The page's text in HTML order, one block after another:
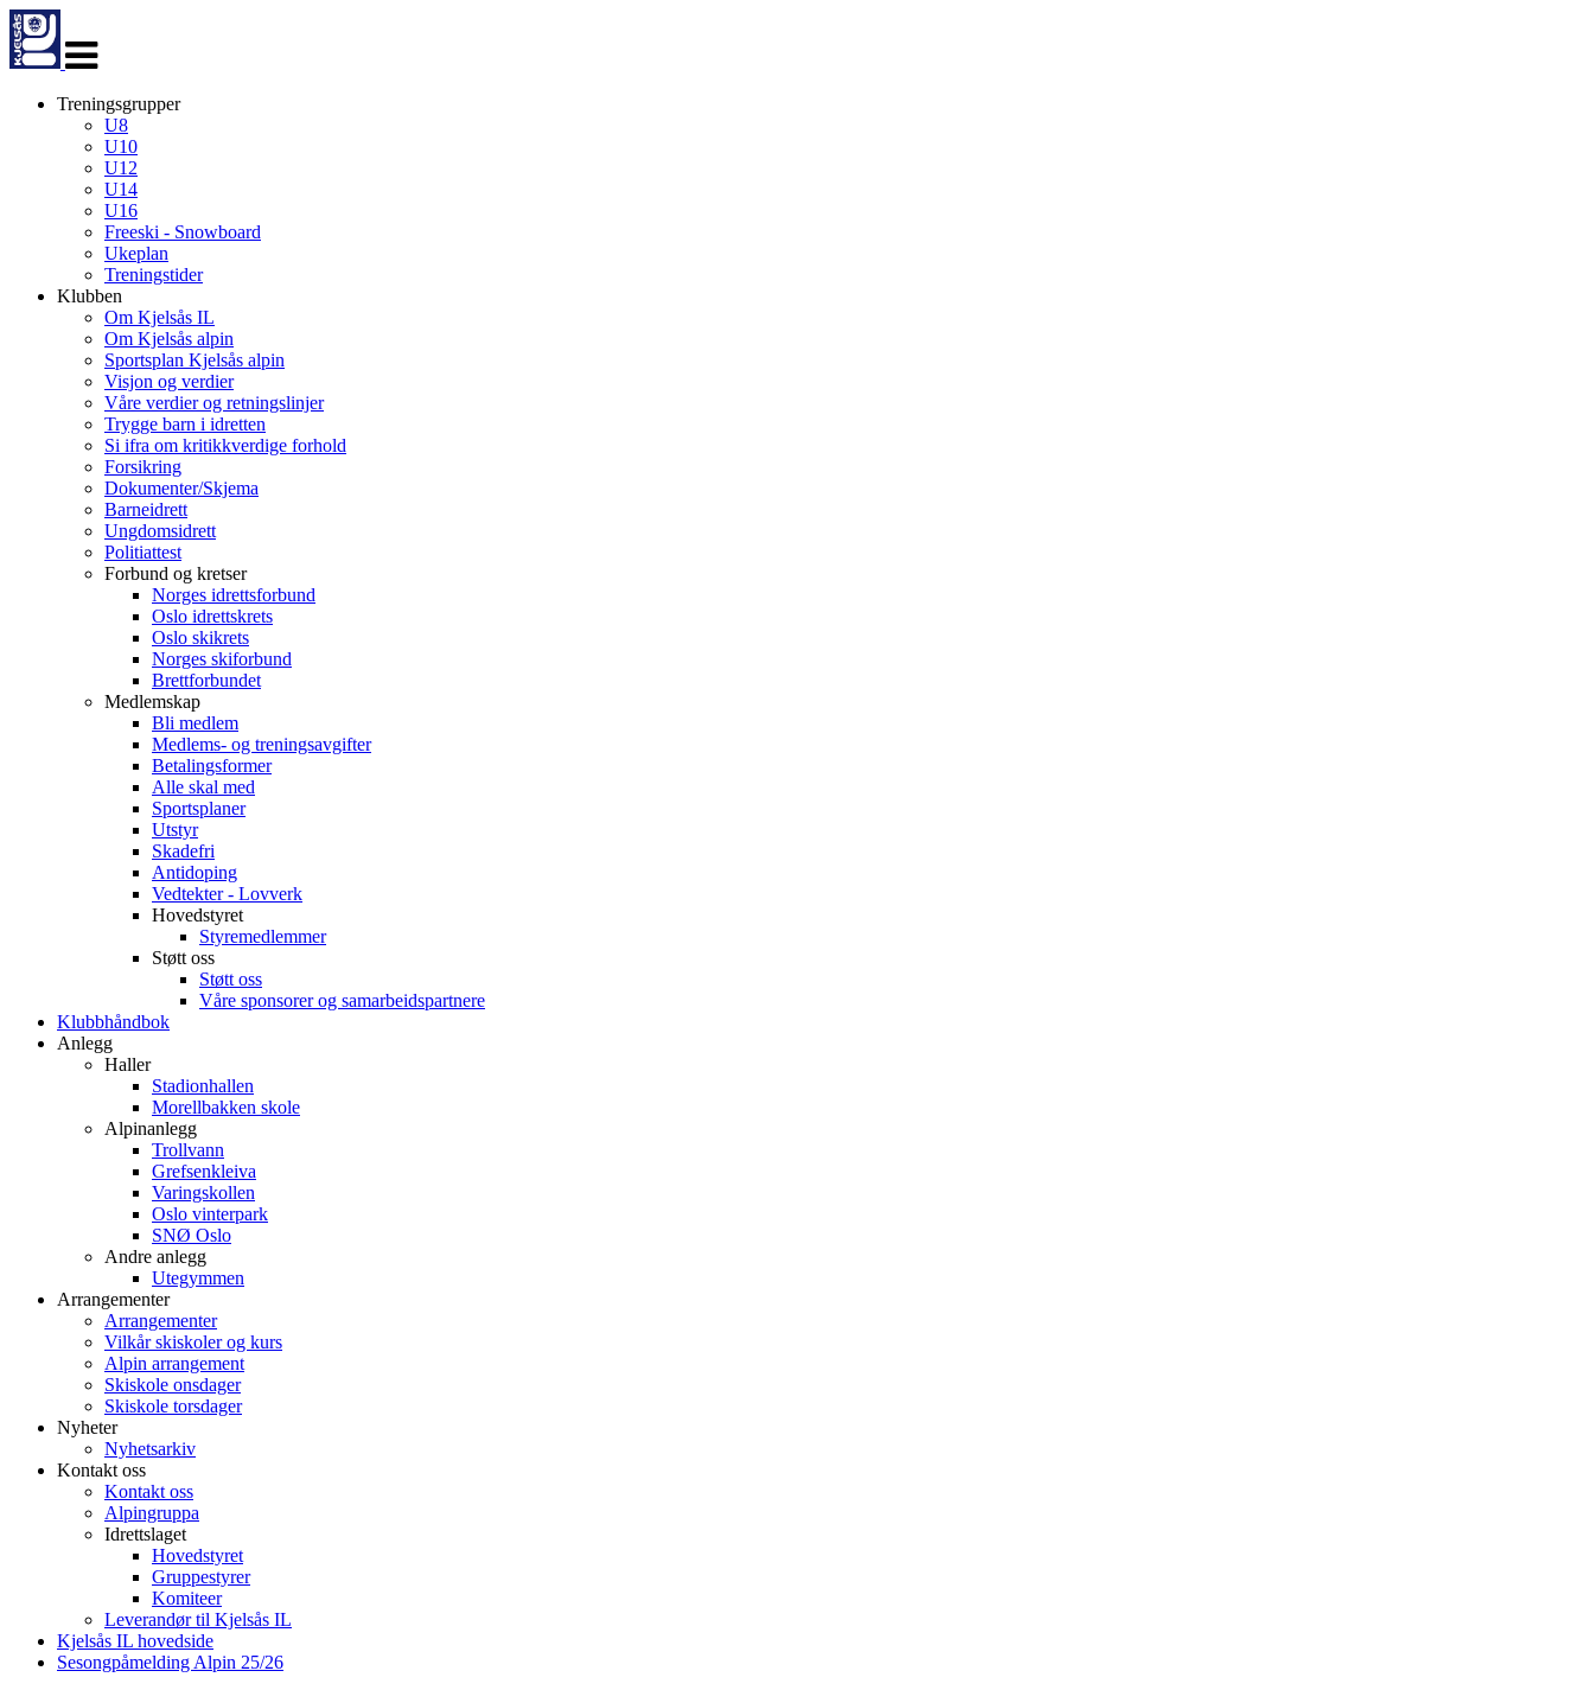
navigasjon
Treningsgrupper
U8
U10
U12
U14
U16
Freeski - Snowboard
Ukeplan
Treningstider
Klubben
Om Kjelsås IL
Om Kjelsås alpin
Sportsplan Kjelsås alpin
Visjon og verdier
Våre verdier og retningslinjer
Trygge barn i idretten
Si ifra om kritikkverdige forhold
Forsikring
Dokumenter/Skjema
Barneidrett
Ungdomsidrett
Politiattest
Forbund og kretser
Norges idrettsforbund
Oslo idrettskrets
Oslo skikrets
Norges skiforbund
Brettforbundet
Medlemskap
Bli medlem
Medlems- og treningsavgifter
Betalingsformer
Alle skal med
Sportsplaner
Utstyr
Skadefri
Antidoping
Vedtekter - Lovverk
Hovedstyret
Styremedlemmer
Støtt oss
Støtt oss
Våre sponsorer og samarbeidspartnere
Klubbhåndbok
Anlegg
Haller
Stadionhallen
Morellbakken skole
Alpinanlegg
Trollvann
Grefsenkleiva
Varingskollen
Oslo vinterpark
SNØ Oslo
Andre anlegg
Utegymmen
Arrangementer
Arrangementer
Vilkår skiskoler og kurs
Alpin arrangement
Skiskole onsdager
Skiskole torsdager
Nyheter
Nyhetsarkiv
Kontakt oss
Kontakt oss
Alpingruppa
Idrettslaget
Hovedstyret
Gruppestyrer
Komiteer
Leverandør til Kjelsås IL
Kjelsås IL hovedside
Sesongpåmelding Alpin 25/26